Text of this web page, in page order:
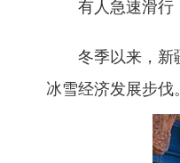
有人急速滑行，
冬季以来，新疆
冰雪经济发展步伐